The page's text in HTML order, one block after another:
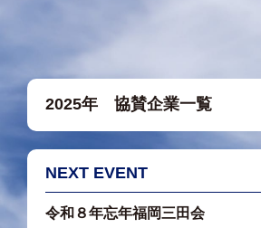
2025年 協賛企業一覧
NEXT EVENT
令和８年忘年福岡三田会